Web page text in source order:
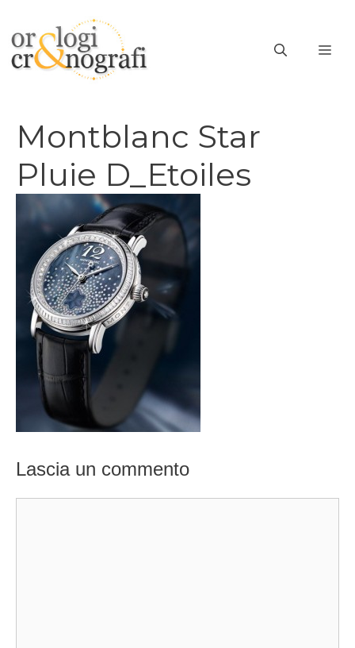
contenuto
Montblanc Star
Pluie D_Etoiles
Lascia un commento